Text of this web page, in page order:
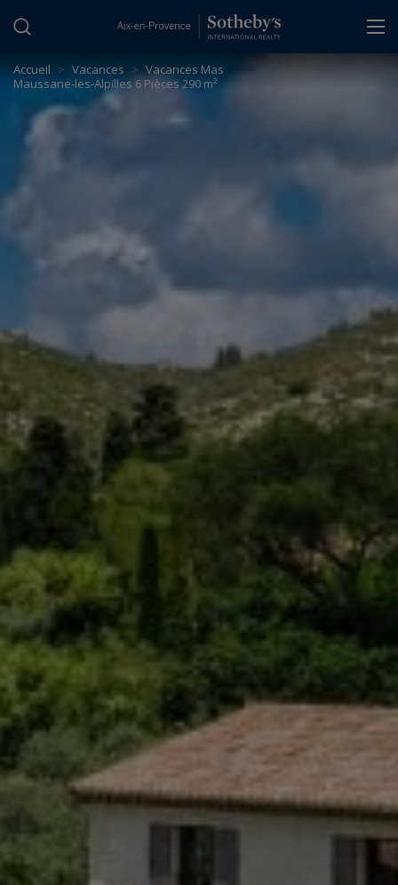
Accueil > Vacances > Vacances Mas
Maussane-les-Alpilles 6 Pièces 290 m²